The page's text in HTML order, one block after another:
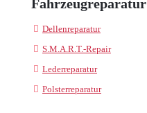
Fahrzeugreparatur
Dellenreparatur
S.M.A.R.T.-Repair
Lederreparatur
Polsterreparatur